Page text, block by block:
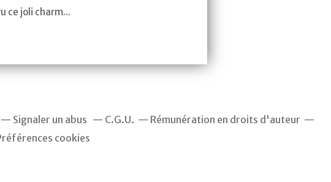
ce joli charm...
Signaler un abus C.G.U.
Rémunération en droits d'auteur
cookies